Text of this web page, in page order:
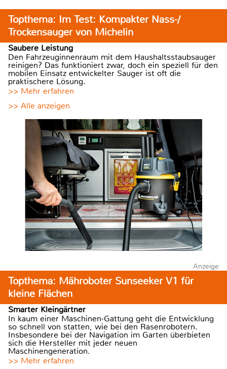
Topthema: Im Test: Kompakter Nass-/
Trockensauger von Michelin
Saubere Leistung
Den Fahrzeuginnenraum mit dem Haushaltsstaubsauger
reinigen? Das funktioniert zwar, doch ein speziell für den
mobilen Einsatz entwickelter Sauger ist oft die
praktischere Lösung.
>> Mehr erfahren
>> Alle anzeigen
Anzeige
Topthema: Mähroboter Sunseeker V1 für
kleine Flächen
Smarter Kleingärtner
In kaum einer Maschinen-Gattung geht die Entwicklung
so schnell von statten, wie bei den Rasenrobotern.
Insbesondere bei der Navigation im Garten überbieten
sich die Hersteller mit jeder neuen
Maschinengeneration.
>> Mehr erfahren